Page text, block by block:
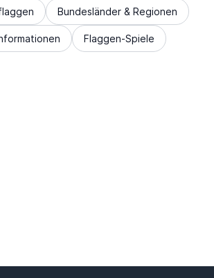
Bundesländer & Regionen
Flaggen-Spiele